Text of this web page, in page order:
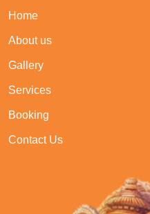
Home
About us
Gallery
Services
Booking
Contact Us